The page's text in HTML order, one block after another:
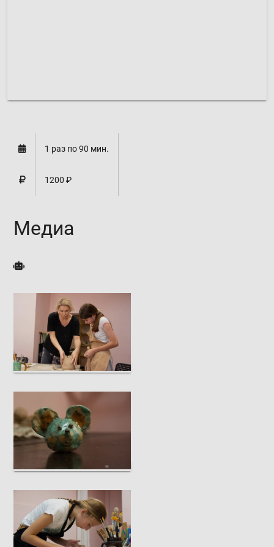
1 раз по 90 мин.
1200 ₽
Медиа